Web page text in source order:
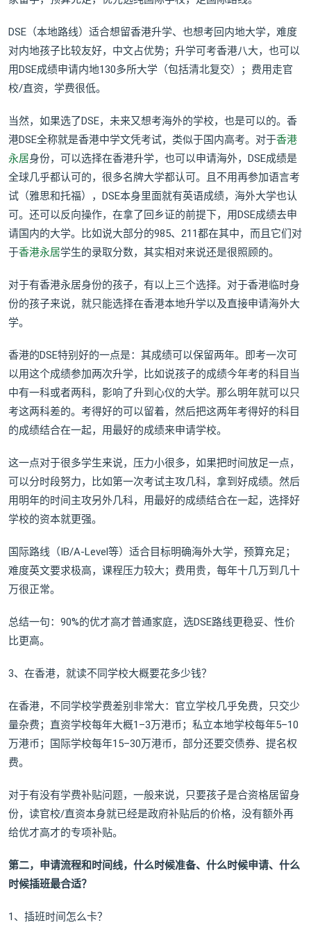
DSE（本地路线）适合想留香港升学、也想考回内地大学，难度
对内地孩子比较友好，中文占优势；升学可考香港八大，也可以
用DSE成绩申请内地130多所大学（包括清北复交）；费用走官
校/直资，学费很低。
当然，如果选了DSE，未来又想考海外的学校，也是可以的。香
港DSE全称就是香港中学文凭考试，类似于国内高考。对于香港
永居身份，可以选择在香港升学，也可以申请海外，DSE成绩是
全球几乎都认可的，很多名牌大学都认可。且不用再参加语言考
试（雅思和托福），DSE本身里面就有英语成绩，海外大学也认
可。还可以反向操作，在拿了回乡证的前提下，用DSE成绩去申
请国内的大学。比如说大部分的985、211都在其中，而且它们对
于香港永居学生的录取分数，其实相对来说还是很照顾的。
对于有香港永居身份的孩子，有以上三个选择。对于香港临时身
份的孩子来说，就只能选择在香港本地升学以及直接申请海外大
学。
香港的DSE特别好的一点是：其成绩可以保留两年。即考一次可
以用这个成绩参加两次升学，比如说孩子的成绩今年考的科目当
中有一科或者两科，影响了升到心仪的大学。那么明年就可以只
考这两科差的。考得好的可以留着，然后把这两年考得好的科目
的成绩结合在一起，用最好的成绩来申请学校。
这一点对于很多学生来说，压力小很多，如果把时间放足一点，
可以分时段努力，比如第一次考试主攻几科，拿到好成绩。然后
用明年的时间主攻另外几科，用最好的成绩结合在一起，选择好
学校的资本就更强。
国际路线（IB/A-Level等）适合目标明确海外大学，预算充足；
难度英文要求极高，课程压力较大；费用贵，每年十几万到几十
万很正常。
总结一句：90%的优才高才普通家庭，选DSE路线更稳妥、性价
比更高。
3、在香港，就读不同学校大概要花多少钱？
在香港，不同学校学费差别非常大：官立学校几乎免费，只交少
量杂费；直资学校每年大概1–3万港币；私立本地学校每年5–10
万港币；国际学校每年15–30万港币，部分还要交债券、提名权
费。
对于有没有学费补贴问题，一般来说，只要孩子是合资格居留身
份，读官校/直资本身就已经是政府补贴后的价格，没有额外再
给优才高才的专项补贴。
第二，申请流程和时间线，什么时候准备、什么时候申请、什么
时候插班最合适？
1、插班时间怎么卡？